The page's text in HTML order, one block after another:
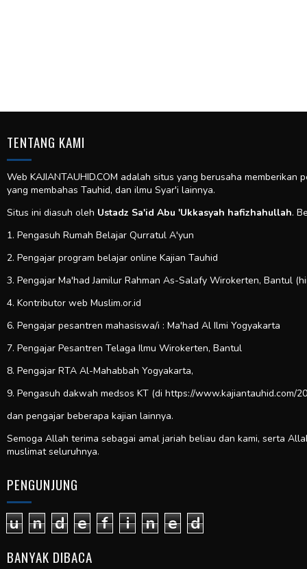
TENTANG KAMI
Web KAJIANTAUHID.COM adalah situs yang berusaha
yang membahas Tauhid, dan ilmu Syar'i lainnya.
Situs ini diasuh oleh Ustadz Sa'id Abu 'Ukkasyah hafizhahullah.
1. Pengasuh Rumah Belajar Qurratul A'yun
2. Pengajar program belajar online Kajian Tauhid
3. Pengajar Ma'had Jamilur Rahman As-Salafy Wirokerten, Bantul
4. Kontributor web Muslim.or.id
6. Pengajar pesantren mahasiswa/i : Ma'had Al Ilmi Yogyakarta
7. Pengajar Pesantren Telaga Ilmu Wirokerten, Bantul
8. Pengajar RTA Al-Mahabbah Yogyakarta,
9. Pengasuh dakwah medsos KT (di https://www.kajiantauhid.com/
dan pengajar beberapa kajian lainnya.
Semoga Allah terima sebagai amal jariah beliau dan kami, serta
muslimat seluruhnya.
PENGUNJUNG
u n d e f i n e d
BANYAK DIBACA